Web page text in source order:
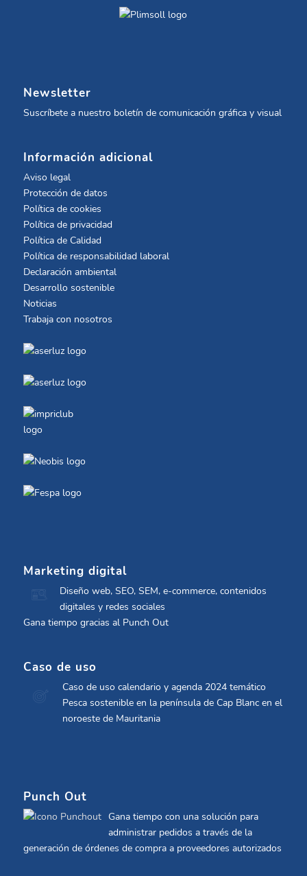
Newsletter
Suscríbete a nuestro boletín de comunicación gráfica y visual
Información adicional
Aviso legal
Protección de datos
Política de cookies
Política de privacidad
Política de Calidad
Política de responsabilidad laboral
Declaración ambiental
Desarrollo sostenible
Noticias
Trabaja con nosotros
Marketing digital
Diseño web, SEO, SEM, e-commerce, contenidos
digitales y redes sociales
Gana tiempo gracias al Punch Out
Caso de uso
Caso de uso calendario y agenda 2024 temático
Pesca sostenible en la península de Cap Blanc en el
noroeste de Mauritania
Punch Out
Gana tiempo con una solución para
administrar pedidos a través de la
generación de órdenes de compra a proveedores autorizados